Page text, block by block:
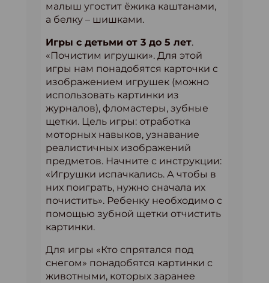
малыш угостит ёжика каштанами,
а белку – шишками.
Игры с детьми от 3 до 5 лет.
«Почистим игрушки». Для этой
игры нам понадобятся карточки с
изображением игрушек (можно
использовать картинки из
журналов), фломастеры, зубные
щетки. Цель игры: отработка
моторных навыков, узнавание
реалистичных изображений
предметов. Начните с инструкции:
«Игрушки испачкались. А чтобы в
них поиграть, нужно сначала их
почистить». Ребенку необходимо с
помощью зубной щетки отчистить
картинки.
Для игры «Кто спрятался под
снегом» понадобятся картинки с
животными, которых заранее